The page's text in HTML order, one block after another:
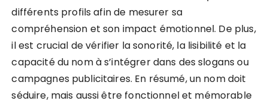
différents profils afin de mesurer sa
compréhension et son impact émotionnel. De plus,
il est crucial de vérifier la sonorité, la lisibilité et la
capacité du nom à s’intégrer dans des slogans ou
campagnes publicitaires. En résumé, un nom doit
séduire, mais aussi être fonctionnel et mémorable